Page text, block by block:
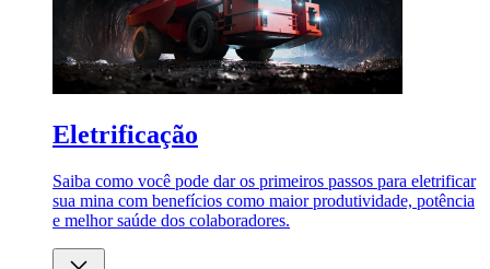
Eletrificação
Saiba como você pode dar os primeiros passos para eletrificar
sua mina com benefícios como maior produtividade, potência
e melhor saúde dos colaboradores.